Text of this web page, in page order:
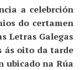
a celebrción
do certamen
Letras Galegas
ás oito da tarde
ubicado na Rúa